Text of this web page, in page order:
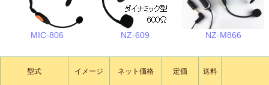
MIC-806 NZ-609 NZ-M866
型式 イメージ ネット価格 定価 送料